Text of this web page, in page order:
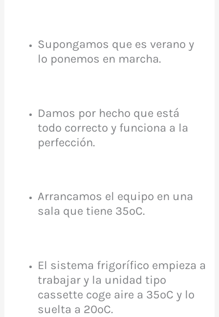
Supongamos que es verano y
lo ponemos en marcha.
Damos por hecho que está
todo correcto y funciona a la
perfección.
Arrancamos el equipo en una
sala que tiene 35ºC.
El sistema frigorífico empieza a
trabajar y la unidad tipo
cassette coge aire a 35ºC y lo
suelta a 20ºC.